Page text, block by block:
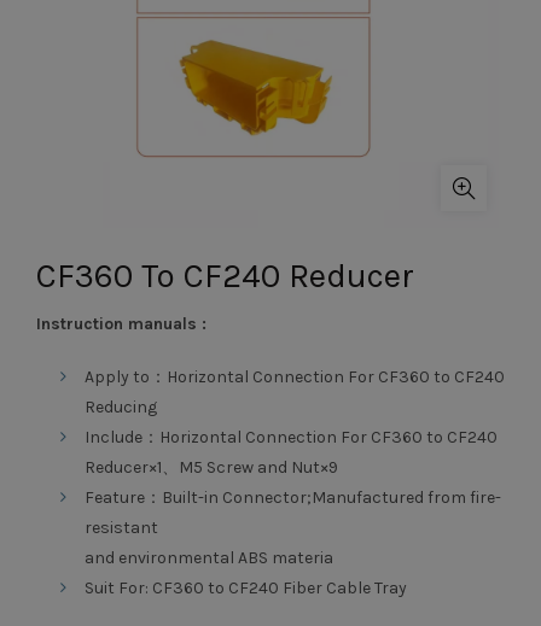
CF360 To CF240 Reducer
Instruction manuals :
Apply to：Horizontal Connection For CF360 to CF240
Reducing
Include：Horizontal Connection For CF360 to CF240
Reducer×1、M5 Screw and Nut×9
Feature：Built-in Connector;Manufactured from fire-
resistant
and environmental ABS materia
Suit For: CF360 to CF240 Fiber Cable Tray